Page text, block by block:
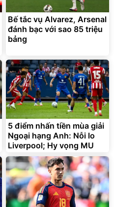
Lót ghế ôtô, nâng lưng
chống nóng giúp thoải mái
trong di chuyển
295.000đ
Đã bán nhiều
Bế tắc vụ Alvarez, Arsenal
đánh bạc với sao 85 triệu
bảng
5 điểm nhấn tiền mùa giải
Ngoại hạng Anh: Nỗi lo
Liverpool; Hy vọng MU